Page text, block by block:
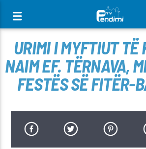
URIMI I MYFTIUT TË
NAIM EF. TËRNAVA,
FESTËS SË FITËR-